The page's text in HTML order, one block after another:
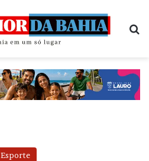
Esporte